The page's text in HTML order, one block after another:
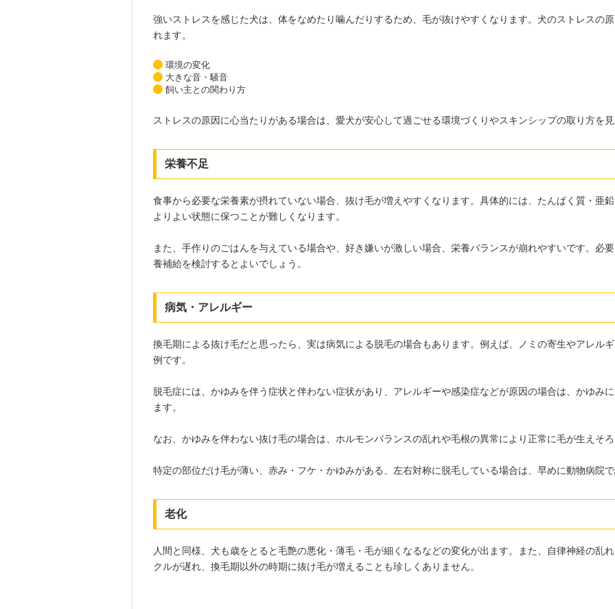
強いストレスを感じた犬は、体をなめたり噛んだりするため、毛が抜けやすくなります。犬のストレスの
れます。
環境の変化
大きな音・騒音
飼い主との関わり方
ストレスの原因に心当たりがある場合は、愛犬が安心して過ごせる環境づくりやスキンシップの取り方を見
栄養不足
食事から必要な栄養素が摂れていない場合、抜け毛が増えやすくなります。具体的には、たんぱく質・亜
よりよい状態に保つことが難しくなります。
また、手作りのごはんを与えている場合や、好き嫌いが激しい場合、栄養バランスが崩れやすいです。必
養補給を検討するとよいでしょう。
病気・アレルギー
換毛期による抜け毛だと思ったら、実は病気による脱毛の場合もあります。例えば、ノミの寄生やアレル
例です。
脱毛症には、かゆみを伴う症状と伴わない症状があり、アレルギーや感染症などが原因の場合は、かゆみ
ます。
なお、かゆみを伴わない抜け毛の場合は、ホルモンバランスの乱れや毛根の異常により正常に毛が生えそ
特定の部位だけ毛が薄い、赤み・フケ・かゆみがある、左右対称に脱毛している場合は、早めに動物病院で
老化
人間と同様、犬も歳をとると毛艶の悪化・薄毛・毛が細くなるなどの変化が出ます。また、自律神経の乱
クルが遅れ、換毛期以外の時期に抜け毛が増えることも珍しくありません。